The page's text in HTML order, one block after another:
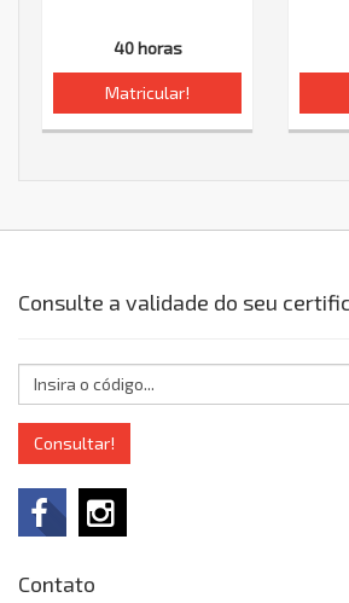
40 horas
Matricular!
Consulte a validade do seu
Consultar!
Contato